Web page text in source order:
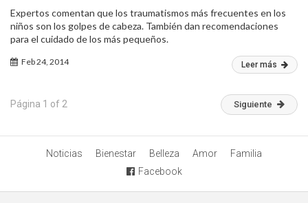
Expertos comentan que los traumatismos más frecuentes en los
niños son los golpes de cabeza. También dan recomendaciones
para el cuidado de los más pequeños.
Feb 24, 2014 Leer más
Página 1 of 2 Siguiente
Noticias Bienestar Belleza Amor
Familia
Facebook